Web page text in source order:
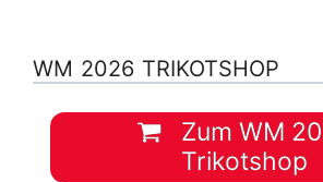
WM 2026 TRIKOTSHOP
Zum WM
Trikotshop